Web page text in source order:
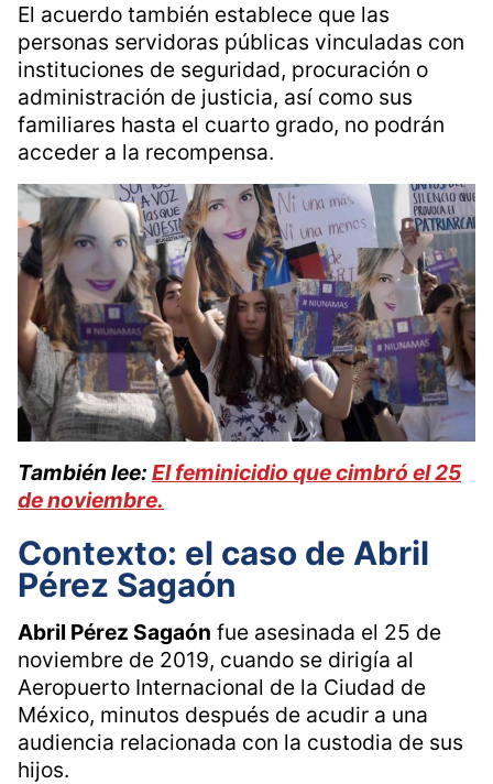
El acuerdo también establece que las
personas servidoras públicas vinculadas con
instituciones de seguridad, procuración o
administración de justicia, así como sus
familiares hasta el cuarto grado, no podrán
acceder a la recompensa.
También lee: El feminicidio que cimbró el 25
de noviembre.
Contexto: el caso de Abril
Pérez Sagaón
Abril Pérez Sagaón fue asesinada el 25 de
noviembre de 2019, cuando se dirigía al
Aeropuerto Internacional de la Ciudad de
México, minutos después de acudir a una
audiencia relacionada con la custodia de sus
hijos.